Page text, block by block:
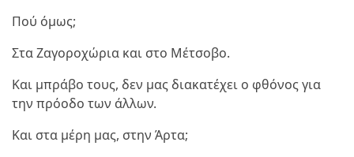
Πού όμως;
Στα Ζαγοροχώρια και στο Μέτσοβο.
Και μπράβο τους, δεν μας διακατέχει ο φθόνος για
την πρόοδο των άλλων.
Και στα μέρη μας, στην Άρτα;